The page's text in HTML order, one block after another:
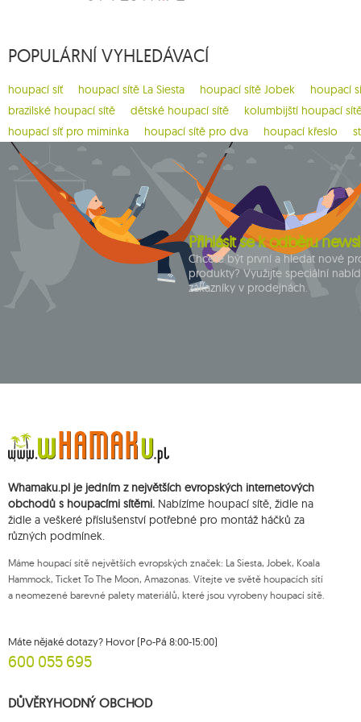
casa mount
chaise rocker 1
chico 1
classic fly
colibri 3.0 2
crua koala 1
9
deluxe 1
double
dstand
easy +
eco-friendly hammock
etno 2
fat
foot rest 1
genoa
globo
POPULÁRNÍ VYHLEDÁVACÍ
houpací síť houpací sítě La Siesta houpací sítě Jobek houpací
brazilské houpací sítě
dětské houpací sítě kolumbijští houpací
houpací síť pro miminka
houpací sítě pro dva houpací křeslo
Přihlásit se k odběru
Chcete být první a hledat nové
produkty? Využijte speciální
zákazníky v prodejnách.
Whamaku.pl je jedním z největších evropských internetových
obchodů s houpacími sítěmi. Nabízíme houpací sítě, židle na
židle a veškeré příslušenství potřebné pro montáž háčků za
různých podmínek.
Máme houpací sítě největších evropských značek: La Siesta, Jobek, Koala
Hammock, Ticket To The Moon, Amazonas. Vítejte ve světě houpacích sítí
a neomezené barevné palety materiálů, které jsou vyrobeny houpací sítě.
Máte nějaké dotazy? Hovor (Po-Pá 8:00-15:00)
600 055 695
DŮVĚRYHODNÝ OBCHOD